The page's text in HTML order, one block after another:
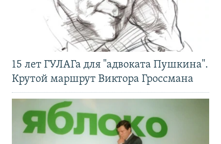
15 лет ГУЛАГа для "адвоката Пушкина".
Крутой маршрут Виктора Гроссмана